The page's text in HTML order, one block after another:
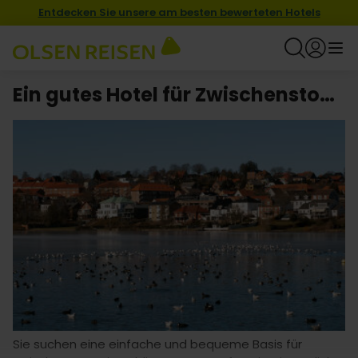
Entdecken Sie unsere am besten bewerteten Hotels
Ein gutes Hotel für Zwischenstopp in Kolding finden
Sie suchen eine einfache und bequeme Basis für